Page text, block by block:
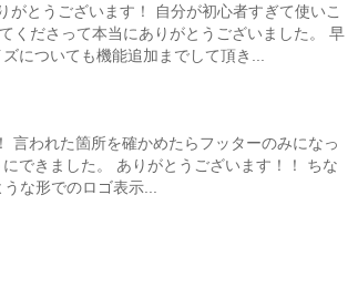
とうございます！ 自分が初心者すぎて使いこ
くださって本当にありがとうございました。 早
についても機能追加までして頂き...
言われた箇所を確かめたらフッターのみになっ
できました。 ありがとうございます！！ ちな
な形でのロゴ表示...